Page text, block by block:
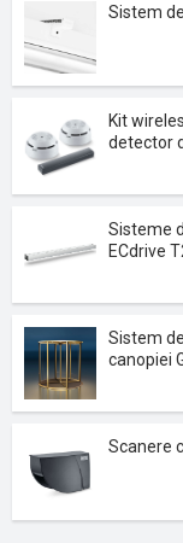
Sistem
Kit
detector
Sisteme
ECdrive
Sistem
canopiei
Scanere